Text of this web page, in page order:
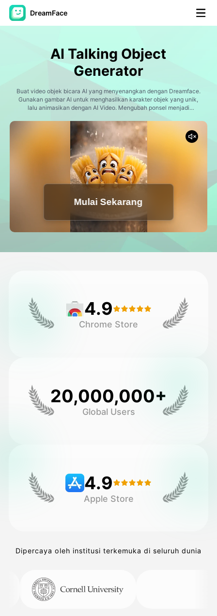
DreamFace
Avatar Video
Video AI ▼
Foto AI ▼
Lihat Semua Alat
Avatar Video
▼
Alat lainnya
AI Talking Object
Generator
Buat video objek bicara AI yang menyenangkan dengan Dreamface.
Gunakan gambar AI untuk menghasilkan karakter objek yang unik,
lalu animasikan dengan AI Video. Mengubah ponsel menjadi
komedian, jam alarm menjadi ratu drama, atau menciptakan
kepribadian objek yang sepenuhnya orisinal. Tambahkan dialog,
emosi, reaksi, dan bercerita dengan isyarat untuk membuat video
media sosial yang menyenangkan dengan sinkronisasi bibir yang
realistis dan animasi ekspresif.
Mulai Sekarang
4.9
Chrome Store
20,000,000+
Global Users
4.9
Apple Store
Dipercaya oleh institusi terkemuka di seluruh dunia